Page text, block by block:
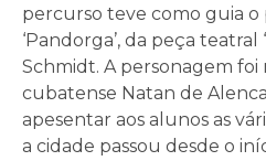
percurso teve como guia o
‘Pandorga’, da peça teatral
Schmidt. A personagem
cubatense Natan de
apesentar aos alunos as
a cidade passou desde o